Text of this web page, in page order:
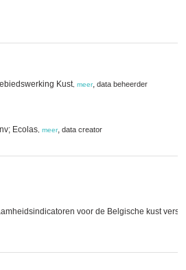
Kust meer, data beheerder
Ecolas meer, data creator
voor de Belgische kust